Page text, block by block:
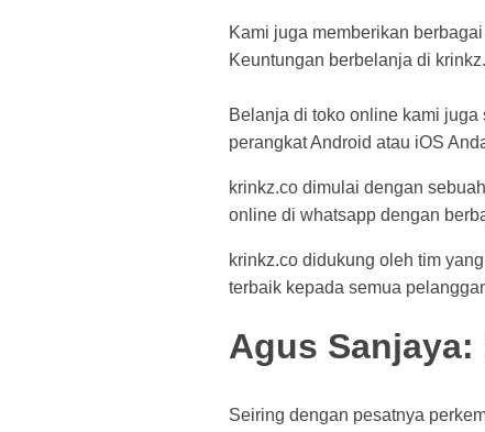
Kami juga memberikan
Keuntungan berbelanja di
Belanja di toko online kami
perangkat Android atau iOS
krinkz.co dimulai dengan
online di whatsapp dengan
krinkz.co didukung oleh tim
terbaik kepada semua
Agus
Seiring dengan pesatnya